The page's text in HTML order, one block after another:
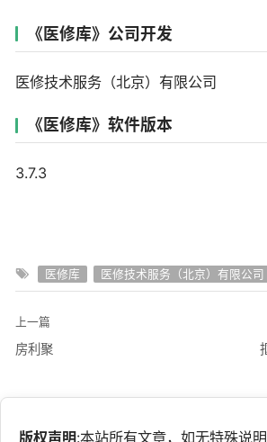
《医修库》公司开发
医修技术服务（北京）有限公司
《医修库》软件版本
3.7.3
医修库 医修技术服务（北京）有限公司
上一篇
房利聚
版权声明:本站所有文章，如无特殊说